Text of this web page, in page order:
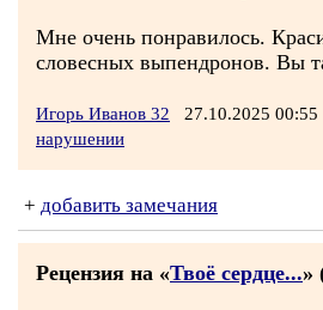
Мне очень понравилось.
словесных выпендронов. Вы
Игорь Иванов 32 27.10.2025 00:55
нарушении
+ добавить замечания
Рецензия на «Твоё сердце...»